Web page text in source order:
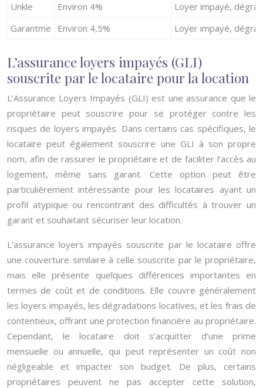
Unkle
Environ 4%
Loyer impayé,
Garantme
Environ 4,5% Loyer impayé,
L’assurance loyers impayés (GLI)
souscrite par le locataire pour la location
L’Assurance Loyers Impayés (GLI) est une assurance que le
propriétaire peut souscrire pour se protéger contre les
risques de loyers impayés. Dans certains cas spécifiques, le
locataire peut également souscrire une GLI à son propre
nom, afin de rassurer le propriétaire et de faciliter l’accès au
logement, même sans garant. Cette option peut être
particulièrement intéressante pour les locataires ayant un
profil atypique ou rencontrant des difficultés à trouver un
garant et souhaitant sécuriser leur location.
L’assurance loyers impayés souscrite par le locataire offre
une couverture similaire à celle souscrite par le propriétaire,
mais elle présente quelques différences importantes en
termes de coût et de conditions. Elle couvre généralement
les loyers impayés, les dégradations locatives, et les frais de
contentieux, offrant une protection financière au propriétaire.
Cependant, le locataire doit s’acquitter d’une prime
mensuelle ou annuelle, qui peut représenter un coût non
négligeable et impacter son budget. De plus, certains
propriétaires peuvent ne pas accepter cette solution,